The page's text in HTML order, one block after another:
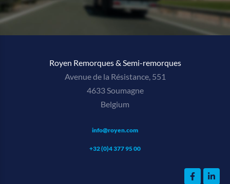
Royen Remorques & Semi-remorques
Avenue de la Résistance, 551
4633 Soumagne
Belgium
info@royen.com
+32 (0)4 377 95 00